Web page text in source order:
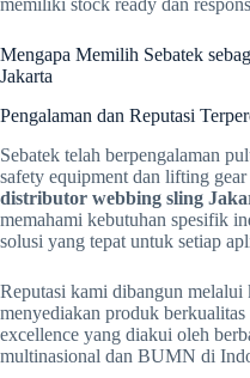
memiliki stock ready dan
Mengapa Memilih Sebatek
Jakarta
Pengalaman dan Reputasi
Sebatek telah berpengalaman
safety equipment dan lifting
distributor webbing sling
memahami kebutuhan spesifik
solusi yang tepat untuk setiap
Reputasi kami dibangun melalui
menyediakan produk
excellence yang diakui oleh
multinasional dan BUMN di